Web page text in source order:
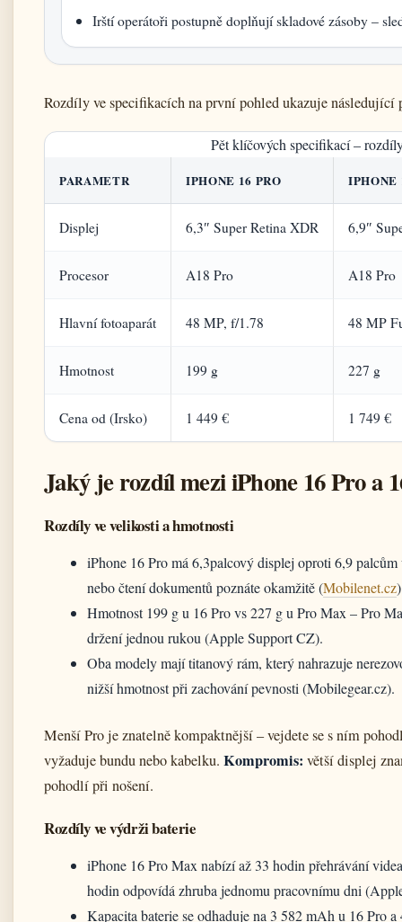
Irští operátoři postupně doplňují skladové zásoby –
Rozdíly ve specifikacích na první pohled ukazuje následující
Pět klíčových specifikací –
PARAMETR IPHONE 16 PRO IPHONE
Displej 6,3″ Super Retina XDR 6,9″
Procesor A18 Pro A18 Pro
Hlavní fotoaparát 48 MP, f/1.78 48 MP
Hmotnost 199 g 227 g
Cena od (Irsko) 1 449 € 1 749 €
Jaký je rozdíl mezi iPhone 16 Pro a
Rozdíly ve velikosti a hmotnosti
iPhone 16 Pro má 6,3palcový displej oproti 6,9
nebo čtení dokumentů poznáte okamžitě (Mobilenet.cz
Hmotnost 199 g u 16 Pro vs 227 g u Pro Max – Pro
držení jednou rukou (Apple Support CZ).
Oba modely mají titanový rám, který nahrazuje
nižší hmotnost při zachování pevnosti (Mobilegear.cz).
Menší Pro je znatelně kompaktnější – vejdete se s ním
vyžaduje bundu nebo kabelku. Kompromis: větší displej
pohodlí při nošení.
Rozdíly ve výdrži baterie
iPhone 16 Pro Max nabízí až 33 hodin přehrávání
hodin odpovídá zhruba jednomu pracovnímu dni
Kapacita baterie se odhaduje na 3 582 mAh u 16 Pro